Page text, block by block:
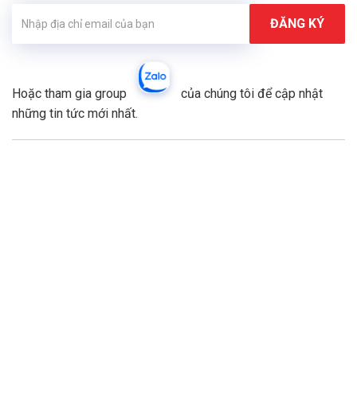
Hoặc tham gia group
của chúng tôi để cập nhật
những tin tức mới nhất.